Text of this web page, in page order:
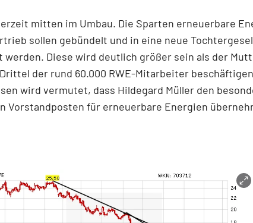
mitten im Umbau. Die Sparten erneuerbare
sollen gebündelt und in eine neue
werden. Diese wird deutlich größer sein als der
der rund 60.000 RWE-Mitarbeiter
wird vermutet, dass Hildegard Müller den
Vorstandposten für erneuerbare Energien